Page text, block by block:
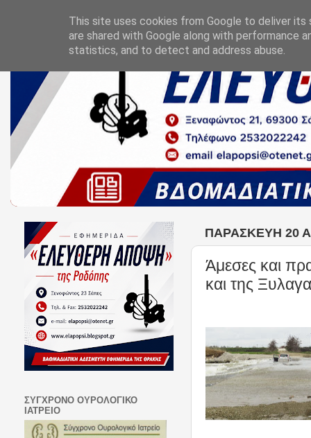
ΠΑΡΑΣΚΕΥΉ 20
Άμεσες και
και της
ΣΥΓΧΡΟΝΟ ΟΥΡΟΛΟΓΙΚΟ
ΙΑΤΡΕΙΟ
This site uses cookies from Google to deliver its
are shared with Google along with performance
statistics, and to detect and address abuse.